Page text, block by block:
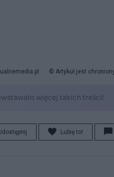
© Artykuł jest
Lubię to!